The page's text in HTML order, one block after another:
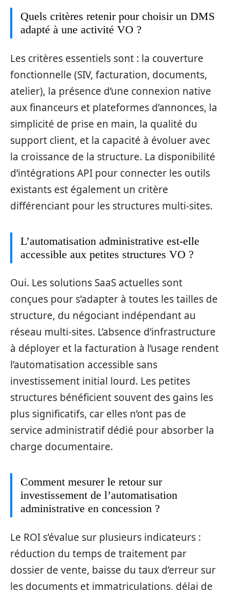
Quels critères retenir pour choisir un DMS
adapté à une activité VO ?
Les critères essentiels sont : la couverture
fonctionnelle (SIV, facturation, documents,
atelier), la présence d’une connexion native
aux financeurs et plateformes d’annonces, la
simplicité de prise en main, la qualité du
support client, et la capacité à évoluer avec
la croissance de la structure. La disponibilité
d’intégrations API pour connecter les outils
existants est également un critère
différenciant pour les structures multi-sites.
L’automatisation administrative est-elle
accessible aux petites structures VO ?
Oui. Les solutions SaaS actuelles sont
conçues pour s’adapter à toutes les tailles de
structure, du négociant indépendant au
réseau multi-sites. L’absence d’infrastructure
à déployer et la facturation à l’usage rendent
l’automatisation accessible sans
investissement initial lourd. Les petites
structures bénéficient souvent des gains les
plus significatifs, car elles n’ont pas de
service administratif dédié pour absorber la
charge documentaire.
Comment mesurer le retour sur
investissement de l’automatisation
administrative en concession ?
Le ROI s’évalue sur plusieurs indicateurs :
réduction du temps de traitement par
dossier de vente, baisse du taux d’erreur sur
les documents et immatriculations, délai de